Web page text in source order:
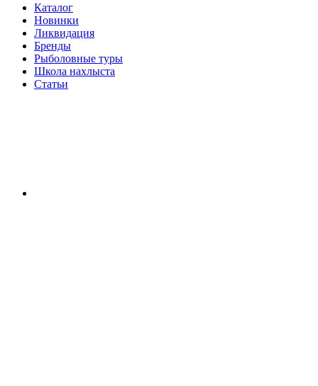
Каталог
Новинки
Ликвидация
Бренды
Рыболовные туры
Школа нахлыста
Статьи